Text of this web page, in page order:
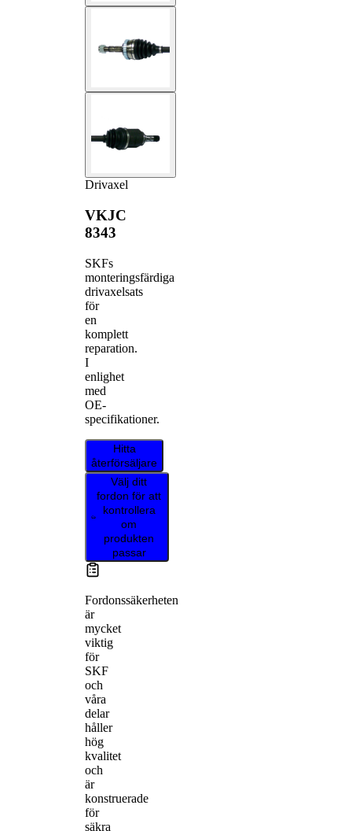
Drivaxel
VKJC
8343
SKFs
monteringsfärdiga
drivaxelsats
för
en
komplett
reparation.
I
enlighet
med
OE-
specifikationer.
Hitta
återförsäljare
Välj ditt
fordon för att
kontrollera
om
produkten
passar
Fordonssäkerheten
är
mycket
viktig
för
SKF
och
våra
delar
håller
hög
kvalitet
och
är
konstruerade
för
säkra